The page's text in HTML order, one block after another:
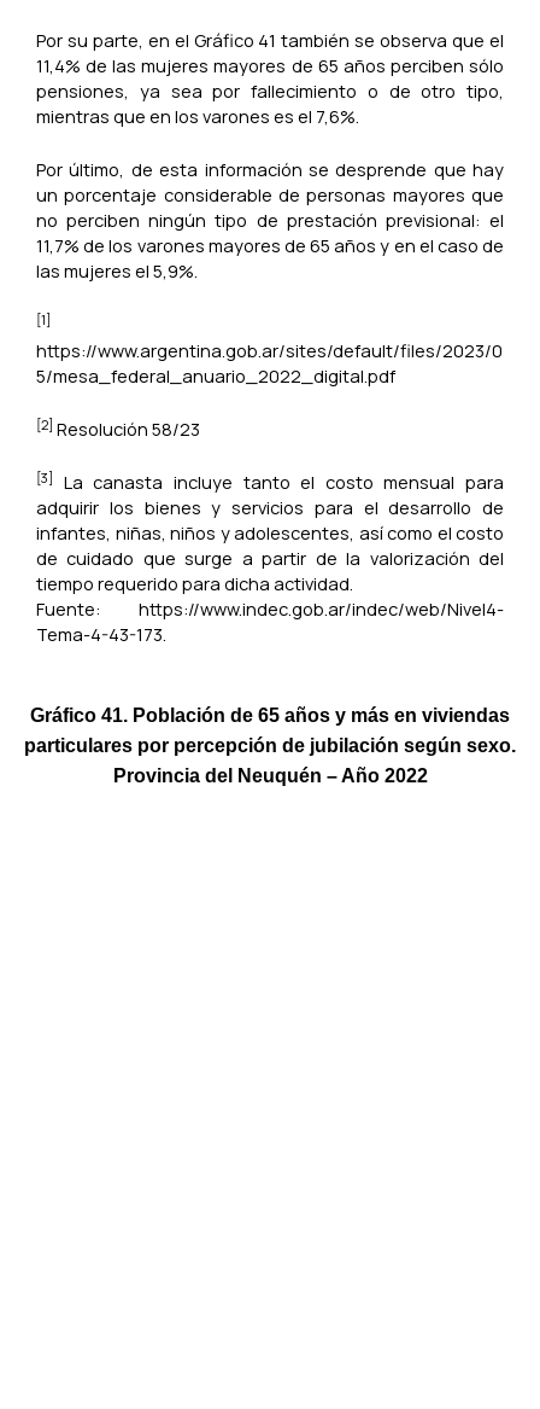
Por su parte, en el Gráfico 41 también se observa que el
11,4% de las mujeres mayores de 65 años perciben sólo
pensiones, ya sea por fallecimiento o de otro tipo,
mientras que en los varones es el 7,6%.
Por último, de esta información se desprende que hay
un porcentaje considerable de personas mayores que
no perciben ningún tipo de prestación previsional: el
11,7% de los varones mayores de 65 años y en el caso de
las mujeres el 5,9%.
[1]
https://www.argentina.gob.ar/sites/default/files/2023/0
5/mesa_federal_anuario_2022_digital.pdf
[2] Resolución 58/23
[3]
La canasta incluye tanto el costo mensual para
adquirir los bienes y servicios para el desarrollo de
infantes, niñas, niños y adolescentes, así como el costo
de cuidado que surge a partir de la valorización del
tiempo requerido para dicha actividad.
Fuente: https://www.indec.gob.ar/indec/web/Nivel4-
Tema-4-43-173.
Gráfico 41. Población de 65 años y más en viviendas
particulares por percepción de jubilación según sexo.
Provincia del Neuquén – Año 2022